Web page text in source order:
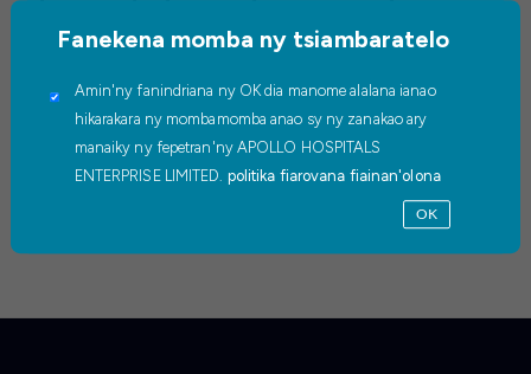
Ny marary dia nanana endrika mafy amin'ny aretin'ny valva aorta
fandidiana no safidy tsara indrindra noho ny fahatanorana ny
marary. Vetivety dia sitrana ity marary ity noho ny fandidiana
invasive kely natao tao amin'ny hopitaly Apollo. Navoaka tao
anatin'ny roa andro taorian'ny fandidiana faharoa izy. Tamin'ny
Fanekena momba ny tsiambaratelo
Amin'ny fanindriana ny OK dia manome alalana ianao
hikarakara ny mombamomba anao sy ny zanakao ary
manaiky ny fepetran'ny APOLLO HOSPITALS
ENTERPRISE LIMITED. politika fiarovana fiainan'olona
OK